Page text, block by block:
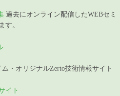
過去にオンライン配信したWEBセミ
す。
ム・オリジナルZerto技術情報サイト
イト